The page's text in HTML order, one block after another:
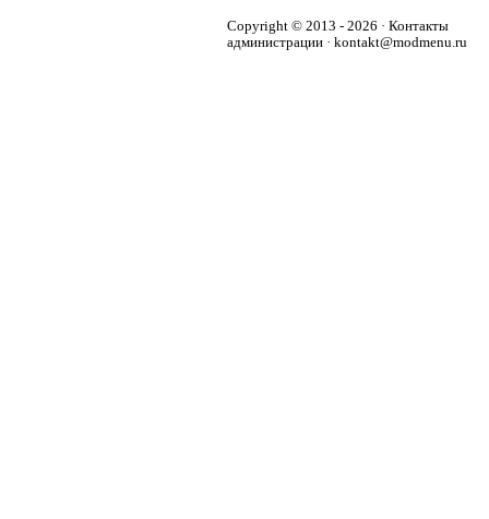
Copyright © 2013 - 2026 · Контакты
администрации · kontakt@modmenu.ru